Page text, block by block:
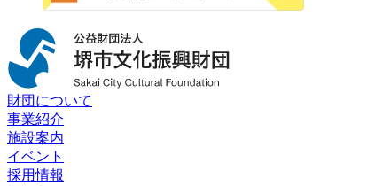
財団について
事業紹介
施設案内
イベント
採用情報